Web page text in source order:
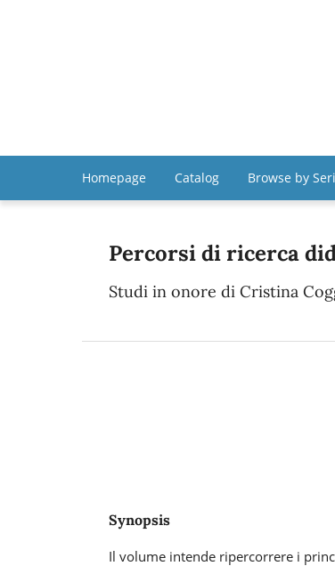
Homepage Catalog Browse by
Percorsi di ricerca
Studi in onore di Cristina
Synopsis
Il volume intende ripercorrere i